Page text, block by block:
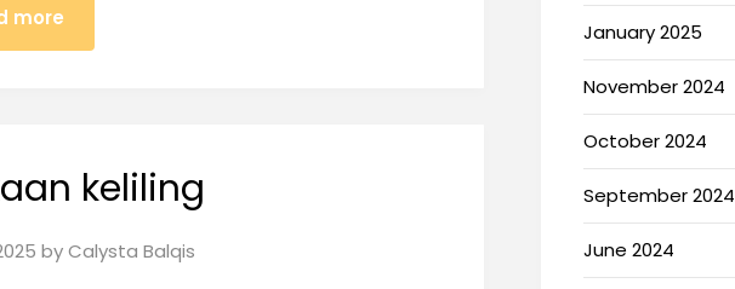
more
keliling
byCalysta Balqis
January 2025
November 2024
October 2024
September 2024
June 2024